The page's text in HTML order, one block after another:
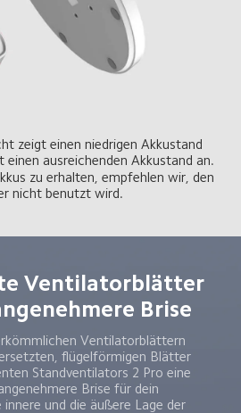
zeigt einen niedrigen Akkustand
ausreichenden Akkustand an.
zu erhalten, empfehlen wir, den
nicht benutzt wird.
Ventilatorblätter
Brise
Ventilatorblättern
flügelförmigen Blätter
Standventilators 2 Pro eine
Brise für dein
und die äußere Lage der